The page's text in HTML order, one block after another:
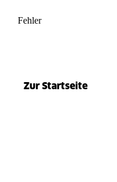
Fehler
Zur Startseite